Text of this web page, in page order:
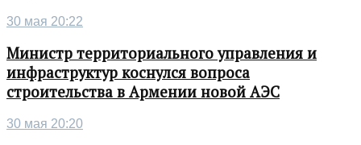
30 мая 20:22
Министр территориального управления и
инфраструктур коснулся вопроса
строительства в Армении новой АЭС
30 мая 20:20